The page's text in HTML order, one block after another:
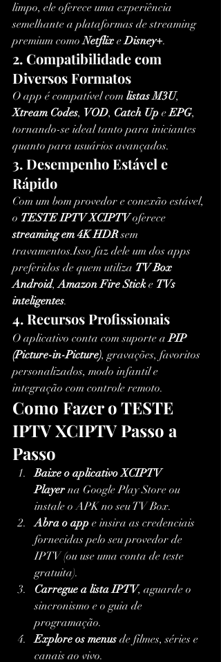
limpo, ele oferece uma experiência
semelhante a plataformas de streaming
premium como Netflix e Disney+.
2. Compatibilidade com
Diversos Formatos
O app é compatível com listas M3U,
Xtream Codes, VOD, Catch Up e EPG,
tornando-se ideal tanto para iniciantes
quanto para usuários avançados.
3. Desempenho Estável e
Rápido
Com um bom provedor e conexão estável,
o TESTE IPTV XCIPTV oferece
streaming em 4K HDR sem
travamentos.Isso faz dele um dos apps
preferidos de quem utiliza TV Box
Android, Amazon Fire Stick e TVs
inteligentes.
4. Recursos Profissionais
O aplicativo conta com suporte a PIP
(Picture-in-Picture), gravações, favoritos
personalizados, modo infantil e
integração com controle remoto.
Como Fazer o TESTE
IPTV XCIPTV Passo a
Passo
Baixe o aplicativo XCIPTV
Player na Google Play Store ou
instale o APK no seu TV Box.
Abra o app e insira as credenciais
fornecidas pelo seu provedor de
IPTV (ou use uma conta de teste
gratuita).
Carregue a lista IPTV, aguarde o
sincronismo e o guia de
programação.
Explore os menus de filmes, séries e
canais ao vivo.